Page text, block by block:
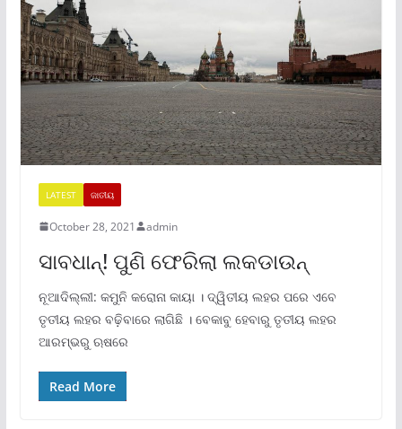
LATEST ଜାତୀୟ
October 28, 2021 admin
ସାବଧାନ୍! ପୁଣି ଫେରିଲା ଲକଡାଉନ୍
ନୂଆଦିଲ୍ଲୀ: କମୁନି କରୋନା କାୟା । ଦ୍ୱିତୀୟ ଲହର ପରେ ଏବେ
ତୃତୀୟ ଲହର ବଢ଼ିବାରେ ଲାଗିଛି । ବେକାବୁ ହେବାରୁ ତୃତୀୟ ଲହର
ଆରମ୍ଭରୁ ଋଷରେ
Read More